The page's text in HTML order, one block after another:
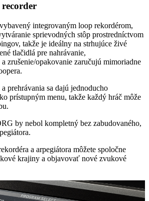
integrovaným loop rekordérom,
sprievodných stôp prostredníctvom
takže je ideálny na strhujúce živé
tlačidlá pre nahrávanie,
a zrušenie/opakovanie zaručujú mimoriadne
prehrávania sa dajú jednoducho
prístupným menu, takže každý hráč môže
by nebol kompletný bez zabudovaného,
a arpegiátora môžete spoločne
krajiny a objavovať nové zvukové